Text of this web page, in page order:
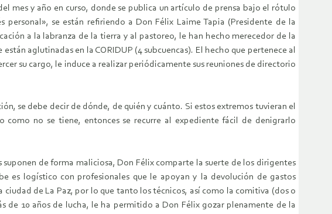
mes y año en curso, donde se publica un artículo de prensa bajo el rótulo
personal», se están refiriendo a Don Félix Laime Tapia (Presidente de la
a la labranza de la tierra y al pastoreo, le han hecho merecedor de la
aglutinadas en la CORIDUP (4 subcuencas). El hecho que pertenece al
su cargo, le induce a realizar periódicamente sus reuniones de directorio
se debe decir de dónde, de quién y cuánto. Si estos extremos tuvieran el
como no se tiene, entonces se recurre al expediente fácil de denigrarlo
de forma maliciosa, Don Félix comparte la suerte de los dirigentes
es logístico con profesionales que le apoyan y la devolución de gastos
de La Paz, por lo que tanto los técnicos, así como la comitiva (dos o
de 10 años de lucha, le ha permitido a Don Félix gozar plenamente de la